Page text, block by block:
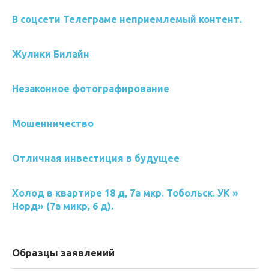
В соцсети Телеграме неприемлемый контент.
Жулики Билайн
Незаконное фотографирование
Мошенничество
Отличная инвестиция в будущее
Холод в квартире 18 д, 7а мкр. Тобольск. УК »
Норд» (7а микр, 6 д).
Образцы заявлений